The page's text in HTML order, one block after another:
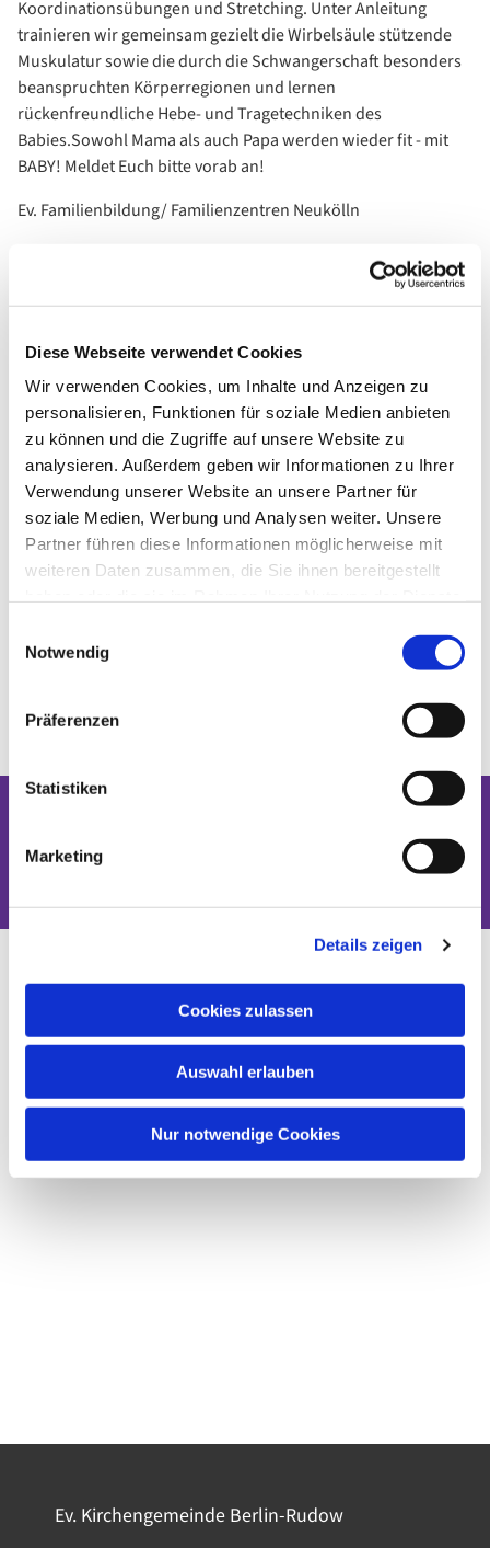
Diese Webseite verwendet Cookies
Wir verwenden Cookies, um Inhalte und Anzeigen zu
personalisieren, Funktionen für soziale Medien anbieten
zu können und die Zugriffe auf unsere Website zu
analysieren. Außerdem geben wir Informationen zu Ihrer
Verwendung unserer Website an unsere Partner für
soziale Medien, Werbung und Analysen weiter. Unsere
Partner führen diese Informationen möglicherweise mit
weiteren Daten zusammen, die Sie ihnen bereitgestellt
Notwendig
Präferenzen
Statistiken
Marketing
Details zeigen
Cookies zulassen
Auswahl erlauben
Nur notwendige Cookies
Koordinationsübungen und Stretching. Unter Anleitung
trainieren wir gemeinsam gezielt die Wirbelsäule stützende
Muskulatur sowie die durch die Schwangerschaft besonders
beanspruchten Körperregionen und lernen
rückenfreundliche Hebe- und Tragetechniken des
Babies.Sowohl Mama als auch Papa werden wieder fit - mit
BABY! Meldet Euch bitte vorab an!
Ev. Familienbildung/ Familienzentren Neukölln
Dies könnte Sie auch interessieren
Ev. Kirchengemeinde Berlin-Rudow